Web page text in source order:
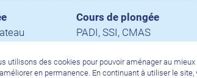
Cours de plongée
PADI, SSI, CMAS
utilisons des cookies pour pouvoir aménager au
en permanence. En continuant à utiliser le